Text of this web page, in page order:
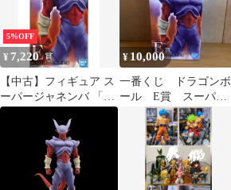
5%OFF
¥ 7,220
【中古】フィギュア ス
ーパージャネンバ 「一
番くじ ドラゴンボール
HISTORY OF THE
FILM」 E賞 フィギュ
¥ 10,000
一番くじ ドラゴンボ
ール E賞 スーパー
ジャネンバ フィギュ
ア マスターライズ